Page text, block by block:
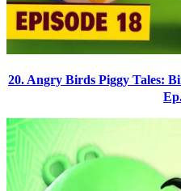
20. Angry Birds Piggy Tales: